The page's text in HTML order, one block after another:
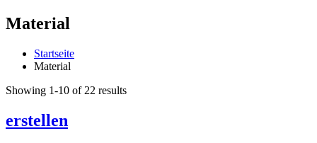
Material
Startseite
Material
Showing 1-10 of 22 results
erstellen